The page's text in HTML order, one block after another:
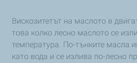
Вискозитетът на маслото в
това колко лесно маслото се
температура. По-тънките масла
като вода и се излива по-лесно